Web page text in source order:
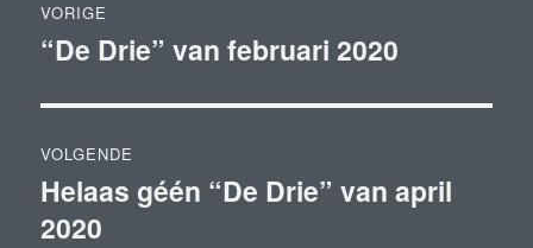
navigatie
VORIGE
Vorig
“De Drie” van februari 2020
VOLGENDE
Volgend
bericht:
Helaas géén “De Drie” van april
2020